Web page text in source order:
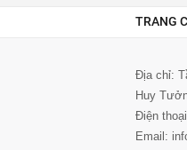
TRANG
Địa chỉ:
Huy
Điện
Email: